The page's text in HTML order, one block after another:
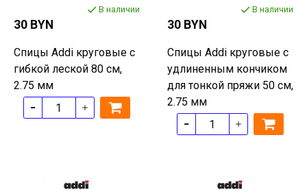
В наличии
30 BYN
Спицы Addi круговые с
гибкой леской 80 см,
2.75 мм
В наличии
30 BYN
Спицы Addi круговые с
удлиненным кончиком
для тонкой пряжи 50 см,
2.75 мм